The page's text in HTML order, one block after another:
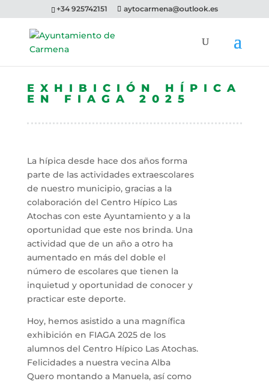
+34 925742151 aytocarmena@outlook.es
EXHIBICIÓN HÍPICA
EN FIAGA 2025
La hípica desde hace dos años forma
parte de las actividades extraescolares
de nuestro municipio, gracias a la
colaboración del Centro Hípico Las
Atochas con este Ayuntamiento y a la
oportunidad que este nos brinda. Una
actividad que de un año a otro ha
aumentado en más del doble el
número de escolares que tienen la
inquietud y oportunidad de conocer y
practicar este deporte.
Hoy, hemos asistido a una magnífica
exhibición en FIAGA 2025 de los
alumnos del Centro Hípico Las Atochas.
Felicidades a nuestra vecina Alba
Quero montando a Manuela, así como